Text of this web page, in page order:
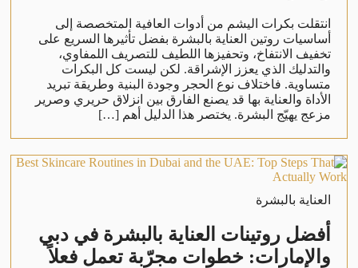
انتقلت بكرات اليشم من أدوات العافية المتخصصة إلى
أساسيات روتين العناية بالبشرة بفضل تأثيرها السريع على
تخفيف الانتفاخ، وتحفيزها اللطيف للتصريف اللمفاوي،
والتدليك الذي يعزز الإشراقة. لكن ليست كل البكرات
متساوية. فاختلاف نوع الحجر وجودة البنية وطريقة تبريد
الأداة والعناية بها قد يصنع الفارق بين انزلاق حريري وصرير
مزعج يهيّج البشرة. يختصر هذا الدليل أهم […]
العناية بالبشرة
أفضل روتينات العناية بالبشرة في دبي
والإمارات: خطوات مجرّبة تعمل فعلاً